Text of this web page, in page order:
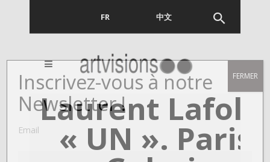
FR 中文
Laurent
« UN ». Paris,
Inscrivez-vous à notre
Newsletter !
Email
FERMER